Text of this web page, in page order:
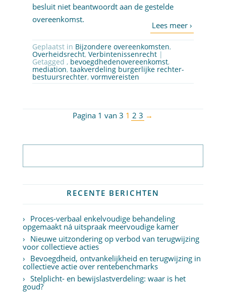
besluit niet beantwoordt aan de gestelde
overeenkomst.
Geplaatst in Bijzondere overeenkomsten,
Overheidsrecht, Verbintenissenrecht|
Getagged , bevoegdhedenovereenkomst,
mediation, taakverdeling burgerlijke rechter-
bestuursrechter, vormvereisten
Pagina 1 van 3 1 2 3 →
RECENTE BERICHTEN
Proces-verbaal enkelvoudige behandeling
opgemaakt ná uitspraak meervoudige kamer
Nieuwe uitzondering op verbod van terugwijzing
voor collectieve acties
Bevoegdheid, ontvankelijkheid en terugwijzing in
collectieve actie over rentebenchmarks
Stelplicht- en bewijslastverdeling: waar is het
goud?